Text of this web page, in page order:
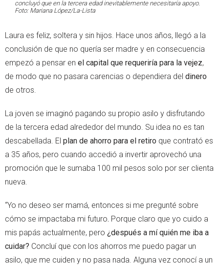
concluyó que en la tercera edad inevitablemente necesitaría apoyo.
Foto: Mariana López/La-Lista
Laura es feliz, soltera y sin hijos. Hace unos años, llegó a la
conclusión de que no quería ser madre y en consecuencia
empezó a pensar en el capital que requeriría para la vejez,
de modo que no pasara carencias o dependiera del dinero
de otros.
La joven se imaginó pagando su propio asilo y disfrutando
de la tercera edad alrededor del mundo. Su idea no es tan
descabellada. El plan de ahorro para el retiro que contrató es
a 35 años, pero cuando accedió a invertir aprovechó una
promoción que le sumaba 100 mil pesos solo por ser clienta
nueva.
“Yo no deseo ser mamá, entonces si me pregunté sobre
cómo se impactaba mi futuro. Porque claro que yo cuido a
mis papás actualmente, pero ¿después a mí quién me iba a
cuidar? Concluí que con los ahorros me puedo pagar un
asilo, que me cuiden y no pasa nada. Alguna vez conocí a un